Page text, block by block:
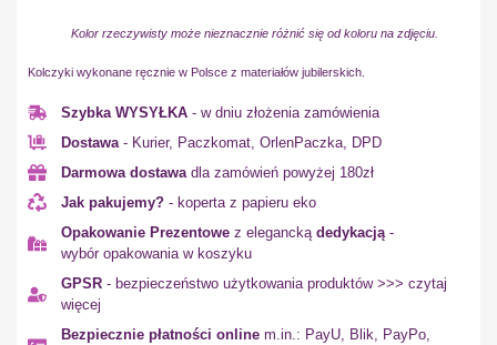
Kolor rzeczywisty może nieznacznie różnić się od koloru na zdjęciu.
Kolczyki wykonane ręcznie w Polsce z materiałów jubilerskich.
Szybka WYSYŁKA - w dniu złożenia zamówienia
Dostawa- Kurier, Paczkomat, OrlenPaczka, DPD
Darmowa dostawadla zamówień powyżej 180zł
Jak pakujemy? - koperta z papieru eko
Opakowanie Prezentowe z eleganckądedykacją-
wybór opakowania w koszyku
GPSR - bezpieczeństwo użytkowania produktów >>> czytaj
więcej
Bezpiecznie płatności online m.in.: PayU, Blik, PayPo,